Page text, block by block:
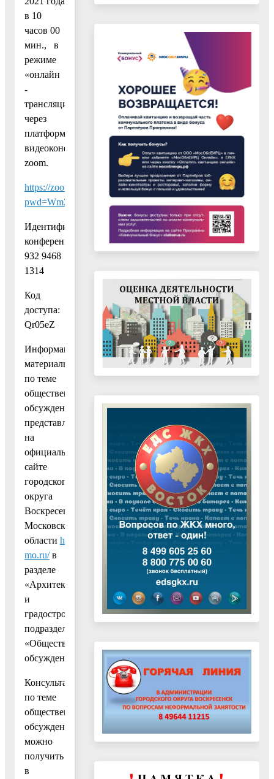
в 10
часов 00
мин., в
режиме
«онлайн
-
трансляции»
через
платформу
видеоконференции
zoom.
https://zoom.us/j/93294681314?
pwd=WmZGSFFOd09aWVdUQlErbzFnK2Nmdz09
Идентификатор
конференции:
932 9468
1314
Код
доступа:
Qr05eZ
Информационные
материалы
по теме
общественных
обсуждений
представлены
на
официальном
сайте
городского
округа
Воскресенск
Московской
области https://vos-
mo.ru/в
разделе
«Архитектура
и
градостроительство»,
подраздел
«Общественные
обсуждения».
Консультации
по теме
общественных
обсуждений
можно
получить
в